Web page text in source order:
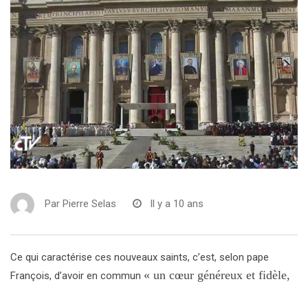
Par Pierre Selas Il y a 10 ans
Ce qui caractérise ces nouveaux saints, c’est, selon pape
François, d’avoir en commun « un cœur généreux et fidèle,